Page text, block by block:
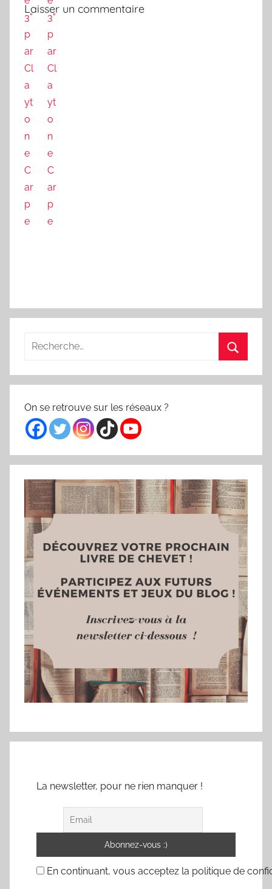
Laisser un commentaire
Recherche
:
On se retrouve sur les réseaux ?
La newsletter, pour ne rien manquer !
En continuant, vous acceptez la politique de